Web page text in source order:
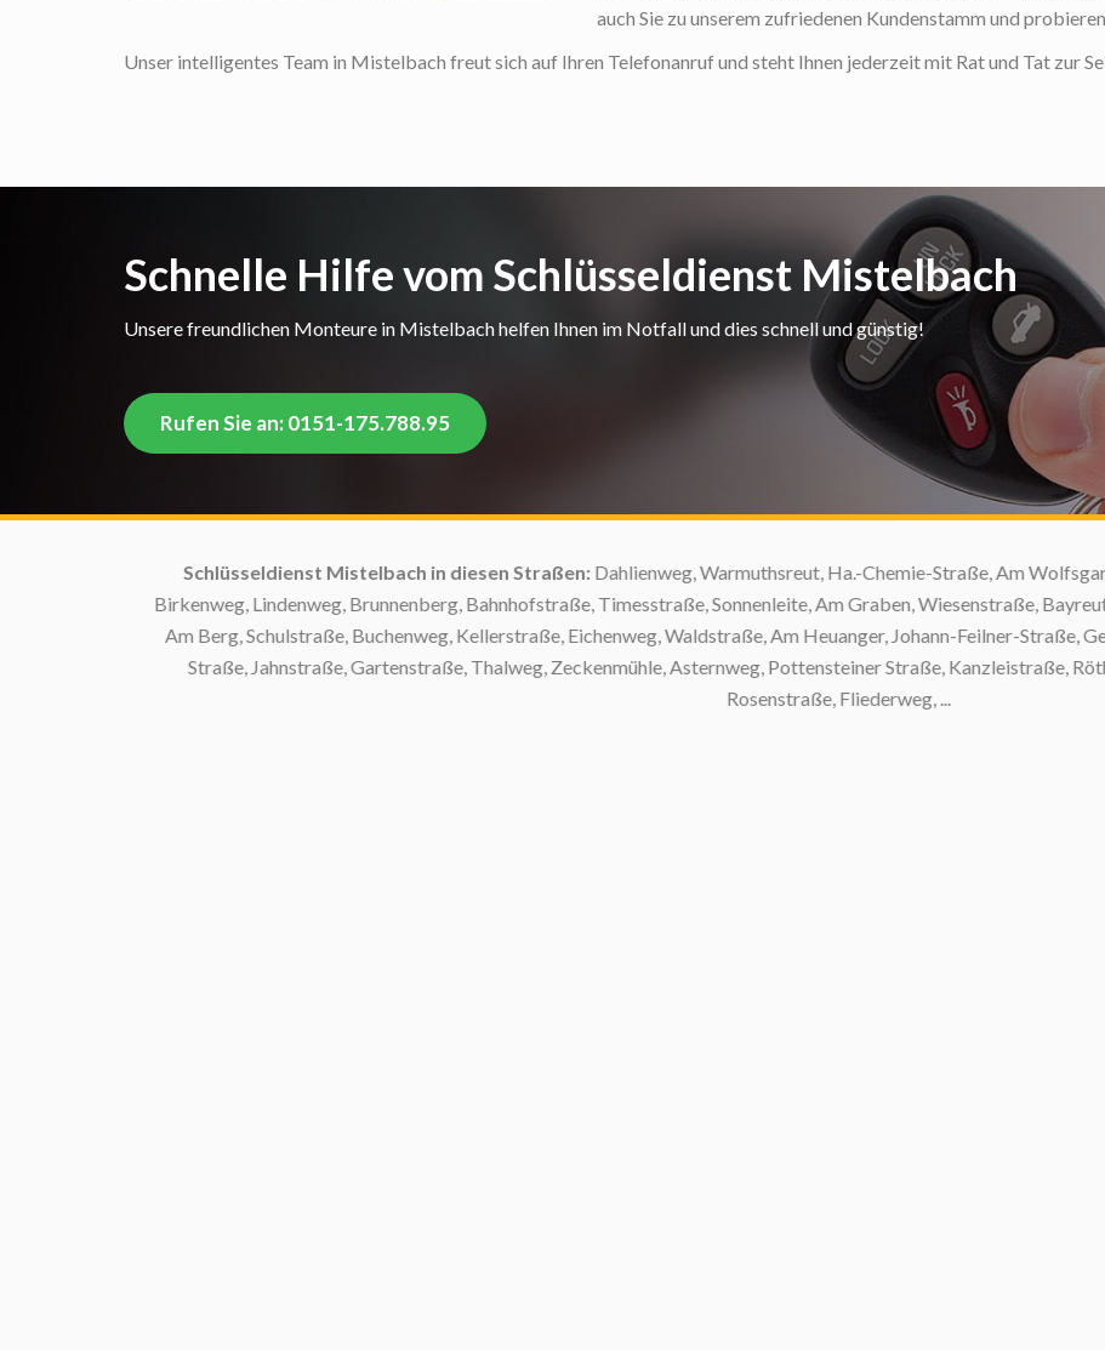
auch Sie zu unserem zufriedenen Kundenstamm und
Unser intelligentes Team in Mistelbach freut sich auf Ihren Telefonanruf und steht Ihnen jederzeit mit Rat und Tat zur
Schnelle Hilfe vom Schlüsseldienst Mistelbach
Unsere freundlichen Monteure in Mistelbach helfen Ihnen im Notfall und dies schnell und günstig!
Rufen Sie an: 0151-175.788.95
Schlüsseldienst Mistelbach in diesen Straßen:Dahlienweg, Warmuthsreut, Ha.-Chemie-Straße, Am
Birkenweg, Lindenweg, Brunnenberg, Bahnhofstraße, Timesstraße, Sonnenleite, Am Graben, Wiesenstraße,
Am Berg, Schulstraße, Buchenweg, Kellerstraße, Eichenweg, Waldstraße, Am Heuanger, Johann-Feilner-Straße,
Straße, Jahnstraße, Gartenstraße, Thalweg, Zeckenmühle, Asternweg, Pottensteiner Straße, Kanzleistraße,
Rosenstraße, Fliederweg, ...